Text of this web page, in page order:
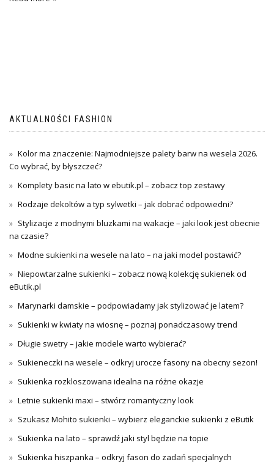
AKTUALNOŚCI FASHION
Kolor ma znaczenie: Najmodniejsze palety barw na wesela 2026.
Co wybrać, by błyszczeć?
Komplety basic na lato w ebutik.pl – zobacz top zestawy
Rodzaje dekoltów a typ sylwetki – jak dobrać odpowiedni?
Stylizacje z modnymi bluzkami na wakacje – jaki look jest obecnie
na czasie?
Modne sukienki na wesele na lato – na jaki model postawić?
Niepowtarzalne sukienki – zobacz nową kolekcję sukienek od
eButik.pl
Marynarki damskie – podpowiadamy jak stylizować je latem?
Sukienki w kwiaty na wiosnę – poznaj ponadczasowy trend
Długie swetry – jakie modele warto wybierać?
Sukieneczki na wesele – odkryj urocze fasony na obecny sezon!
Sukienka rozkloszowana idealna na różne okazje
Letnie sukienki maxi – stwórz romantyczny look
Szukasz Mohito sukienki – wybierz eleganckie sukienki z eButik
Sukienka na lato – sprawdź jaki styl będzie na topie
Sukienka hiszpanka – odkryj fason do zadań specjalnych